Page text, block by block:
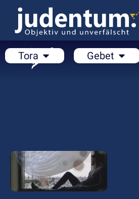
Tora Gebet